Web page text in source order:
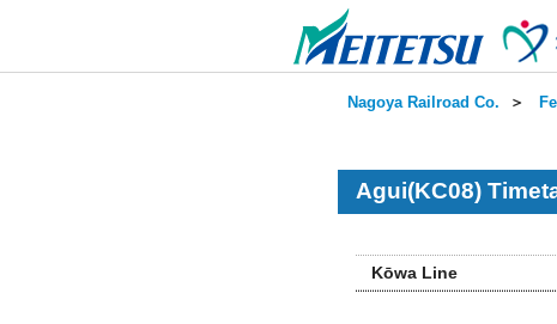
Nagoya Railroad Co. ＞
Agui(KC08)
Kōwa Line